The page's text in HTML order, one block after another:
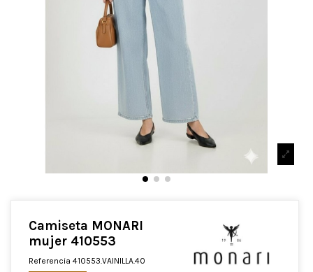
Camiseta MONARI
mujer 410553
Referencia 410553.VAINILLA.40